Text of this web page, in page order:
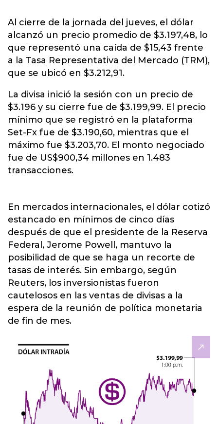
Al cierre de la jornada del jueves, el dólar
alcanzó un precio promedio de $3.197,48, lo
que representó una caída de $15,43 frente
a la Tasa Representativa del Mercado (TRM),
que se ubicó en $3.212,91.
La divisa inició la sesión con un precio de
$3.196 y su cierre fue de $3.199,99. El precio
mínimo que se registró en la plataforma
Set-Fx fue de $3.190,60, mientras que el
máximo fue $3.203,70. El monto negociado
fue de US$900,34 millones en 1.483
transacciones.
En mercados internacionales, el dólar cotizó
estancado en mínimos de cinco días
después de que el presidente de la Reserva
Federal, Jerome Powell, mantuvo la
posibilidad de que se haga un recorte de
tasas de interés. Sin embargo, según
Reuters, los inversionistas fueron
cautelosos en las ventas de divisas a la
espera de la reunión de política monetaria
de fin de mes.